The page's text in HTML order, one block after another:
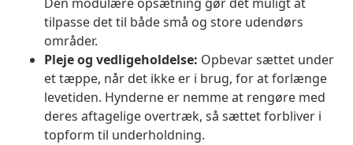
tilpasse det til både små og store udendørs
områder.
Pleje og vedligeholdelse: Opbevar sættet under
et tæppe, når det ikke er i brug, for at forlænge
levetiden. Hynderne er nemme at rengøre med
deres aftagelige overtræk, så sættet forbliver i
topform til underholdning.